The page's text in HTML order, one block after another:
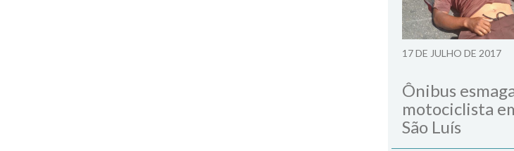
17 DE JULHO DE 2017
Ônibus
motociclista
São Luís